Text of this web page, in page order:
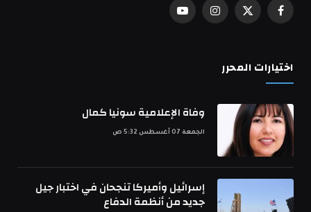
فيسبوكX
الانستغراميوتيوب
اختيارات المحرر
وفاة الإعلامية سونيا كمال
الجمعة 07 أغسطس 5:32 ص
إسرائيل وأميركا تنجحان في اختبار جيل
جديد من أنظمة الدفاع